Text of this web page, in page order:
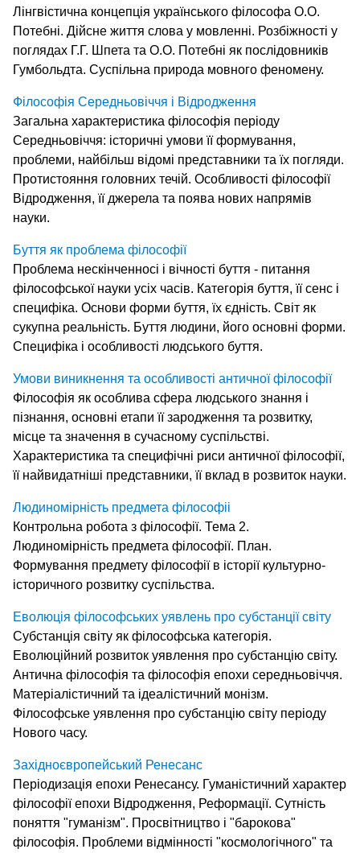
Лінгвістична концепція українського філософа О.О.
Потебні. Дійсне життя слова у мовленні. Розбіжності у
поглядах Г.Г. Шпета та О.О. Потебні як послідовників
Гумбольдта. Суспільна природа мовного феномену.
Філософія Середньовіччя і Відродження
Загальна характеристика філософія періоду
Середньовіччя: історичні умови її формування,
проблеми, найбільш відомі представники та їх погляди.
Протистояння головних течій. Особливості філософії
Відродження, її джерела та поява нових напрямів
науки.
Буття як проблема філософії
Проблема нескінченносі і вічності буття - питання
філософської науки усіх часів. Категорія буття, її сенс і
специфіка. Основи форми буття, їх єдність. Світ як
сукупна реальність. Буття людини, його основні форми.
Специфіка і особливості людського буття.
Умови виникнення та особливості античної філософії
Філософія як особлива сфера людського знання і
пізнання, основні етапи її зародження та розвитку,
місце та значення в сучасному суспільстві.
Характеристика та специфічні риси античної філософії,
її найвидатніші представники, її вклад в розвиток науки.
Людиномiрнiсть предмета фiлософii
Контрольна робота з філософії. Тема 2.
Людиномірність предмета філософії. План.
Формування предмету філософії в історії культурно-
історичного розвитку суспільства.
Еволюція філософських уявлень про субстанції світу
Субстанція світу як філософська категорія.
Еволюційний розвиток уявлення про субстанцію світу.
Антична філософія та філософія епохи середньовіччя.
Матеріалістичний та ідеалістичний монізм.
Філософське уявлення про субстанцію світу періоду
Нового часу.
Західноєвропейський Ренесанс
Періодизація епохи Ренесансу. Гуманістичний характер
філософії епохи Відродження, Реформації. Сутність
поняття "гуманізм". Просвітництво і "барокова"
філософія. Проблеми відмінності "космологічного" та